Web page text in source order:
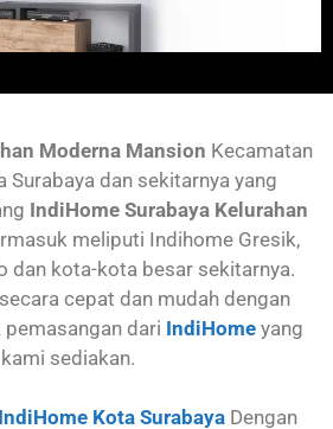
Moderna Mansion Kecamatan
Surabaya dan sekitarnya yang
IndiHome Surabaya Kelurahan
meliputi Indihome Gresik,
dan kota-kota besar sekitarnya.
cepat dan mudah dengan
dari IndiHome yang
kami sediakan.
IndiHome Kota Surabaya Dengan